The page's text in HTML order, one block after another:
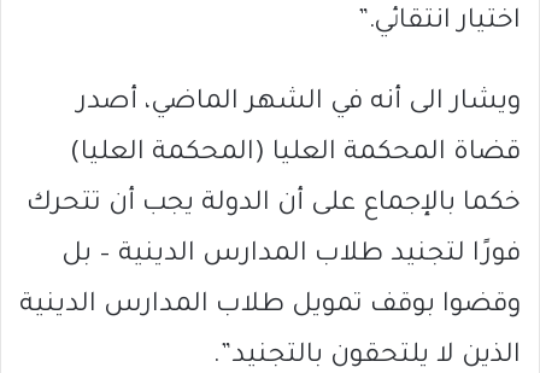
اختيار انتقائي.”
ويشار الى أنه في الشهر الماضي، أصدر
قضاة المحكمة العليا (المحكمة العليا)
خكما بالإجماع على أن الدولة يجب أن تتحرك
فورًا لتجنيد طلاب المدارس الدينية – بل
وقضوا بوقف تمويل طلاب المدارس الدينية
الذين لا يلتحقون بالتجنيد”.